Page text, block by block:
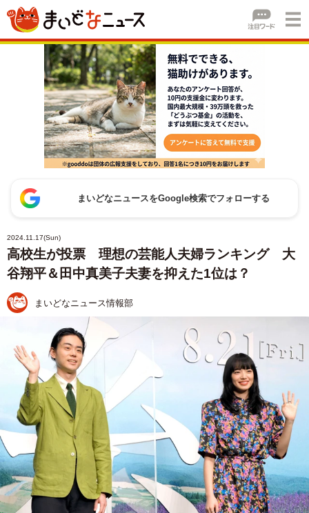
まいどなニュースをGoogle検索でフォローする
2024.11.17(Sun)
高校生が投票 理想の芸能人夫婦ランキング 大
谷翔平＆田中真美子夫妻を抑えた1位は？
まいどなニュース情報部